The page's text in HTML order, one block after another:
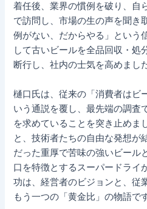
着任後、業界の慣例を破り、自
で訪問し、市場の生の声を聞き
例がない、だからやる」という
して古いビールを全品回収・処
断行し、社内の士気を高めまし
樋口氏は、従来の「消費者はビ
いう通説を覆し、最先端の調査
を求めていることを突き止めま
と、技術者たちの自由な発想が
だった重厚で苦味の強いビール
口を特徴とするスーパードライ
功は、経営者のビジョンと、従
もう一つの「黄金比」の物語で